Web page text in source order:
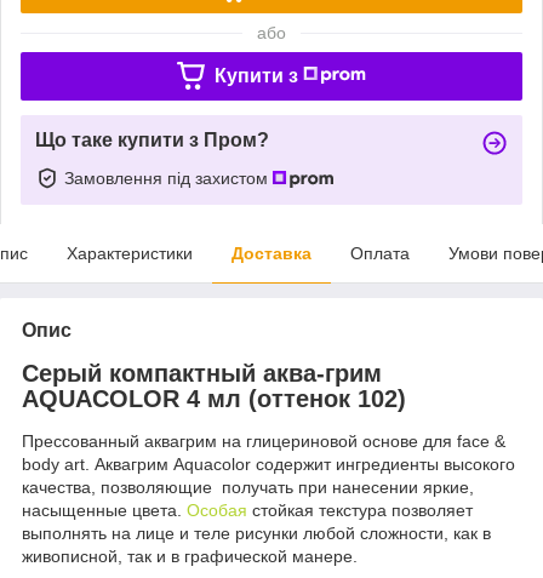
або
Купити з
Що таке купити з Пром?
Замовлення під захистом
Характеристики Доставка Оплата Умови
Опис
Серый компактный аква-грим
AQUACOLOR 4 мл (оттенок 102)
Прессованный аквагрим на глицериновой основе для face &
body art. Аквагрим Aquacolor содержит ингредиенты высокого
качества, позволяющие получать при нанесении яркие,
насыщенные цвета. Особая стойкая текстура позволяет
выполнять на лице и теле рисунки любой сложности, как в
живописной, так и в графической манере.